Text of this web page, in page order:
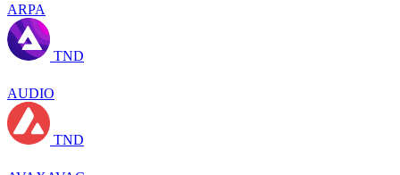
ARPA
TND
AUDIO
TND